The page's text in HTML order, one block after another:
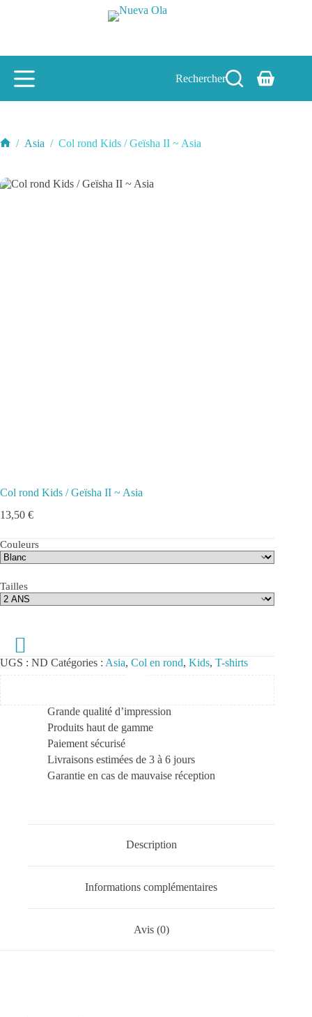
Rechercher
Panier
/ Asia / Col rond Kids / Geïsha II ~ Asia
Col rond Kids / Geïsha II ~ Asia
13,50 €
Couleurs
Tailles
UGS : ND Catégories : Asia, Col en rond, Kids, T-shirts
Grande qualité d’impression
Produits haut de gamme
Paiement sécurisé
Livraisons estimées de 3 à 6 jours
Garantie en cas de mauvaise réception
Description
Informations complémentaires
Avis (0)